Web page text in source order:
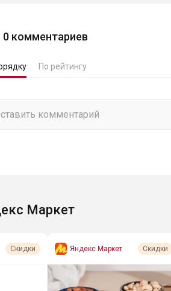
0 комментариев
По рейтингу
Маркет
Скидки Яндекс Маркет Скидки